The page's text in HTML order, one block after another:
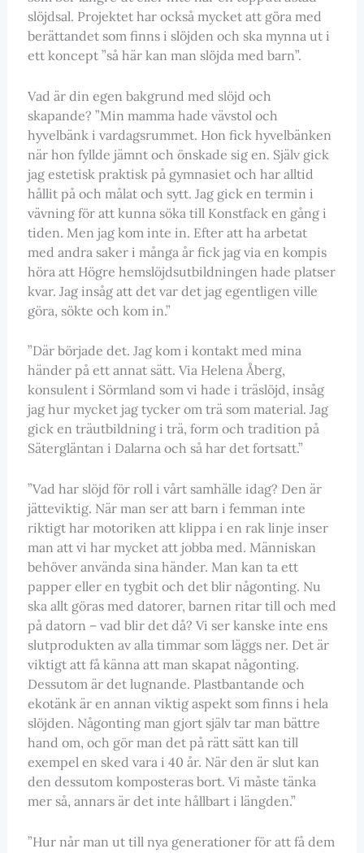
slöjdsal. Projektet har också mycket att göra med
berättandet som finns i slöjden och ska mynna ut i
ett koncept ”så här kan man slöjda med barn”.
Vad är din egen bakgrund med slöjd och
skapande? ”Min mamma hade vävstol och
hyvelbänk i vardagsrummet. Hon fick hyvelbänken
när hon fyllde jämnt och önskade sig en. Själv gick
jag estetisk praktisk på gymnasiet och har alltid
hållit på och målat och sytt. Jag gick en termin i
vävning för att kunna söka till Konstfack en gång i
tiden. Men jag kom inte in. Efter att ha arbetat
med andra saker i många år fick jag via en kompis
höra att Högre hemslöjdsutbildningen hade platser
kvar. Jag insåg att det var det jag egentligen ville
göra, sökte och kom in.”
”Där började det. Jag kom i kontakt med mina
händer på ett annat sätt. Via Helena Åberg,
konsulent i Sörmland som vi hade i träslöjd, insåg
jag hur mycket jag tycker om trä som material. Jag
gick en träutbildning i trä, form och tradition på
Sätergläntan i Dalarna och så har det fortsatt.”
”Vad har slöjd för roll i vårt samhälle idag? Den är
jätteviktig. När man ser att barn i femman inte
riktigt har motoriken att klippa i en rak linje inser
man att vi har mycket att jobba med. Människan
behöver använda sina händer. Man kan ta ett
papper eller en tygbit och det blir någonting. Nu
ska allt göras med datorer, barnen ritar till och med
på datorn – vad blir det då? Vi ser kanske inte ens
slutprodukten av alla timmar som läggs ner. Det är
viktigt att få känna att man skapat någonting.
Dessutom är det lugnande. Plastbantande och
ekotänk är en annan viktig aspekt som finns i hela
slöjden. Någonting man gjort själv tar man bättre
hand om, och gör man det på rätt sätt kan till
exempel en sked vara i 40 år. När den är slut kan
den dessutom komposteras bort. Vi måste tänka
mer så, annars är det inte hållbart i längden.”
”Hur når man ut till nya generationer för att få dem